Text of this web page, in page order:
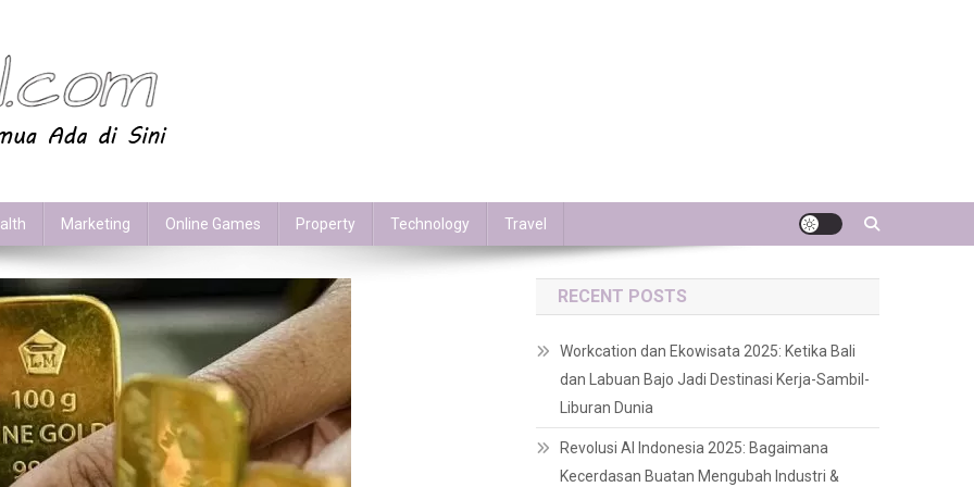
Marketing Online Games Property Technology Travel
RECENT POSTS
Workcation dan Ekowisata 2025: Ketika Bali
dan Labuan Bajo Jadi Destinasi Kerja-Sambil-
Liburan Dunia
Revolusi AI Indonesia 2025: Bagaimana
Kecerdasan Buatan Mengubah Industri &